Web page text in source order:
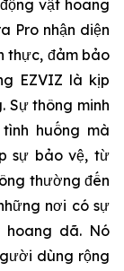
vật hoang
Pro nhận diện
thực, đảm bảo
EZVIZ là kịp
Sự thông minh
huống mà
sự bảo vệ, từ
thường đến
nơi có sự
hoang dã. Nó
dùng rộng